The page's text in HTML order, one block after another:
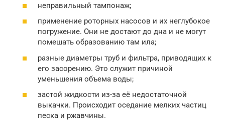
неправильный тампонаж;
применение роторных насосов и их неглубокое
погружение. Они не достают до дна и не могут
помешать образованию там ила;
разные диаметры труб и фильтра, приводящих к
его засорению. Это служит причиной
уменьшения объема воды;
застой жидкости из-за её недостаточной
выкачки. Происходит оседание мелких частиц
песка и ржавчины.